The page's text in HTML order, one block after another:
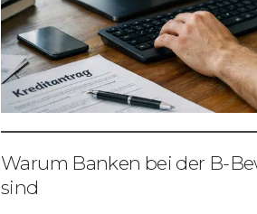
Warum Banken bei der B-
sind